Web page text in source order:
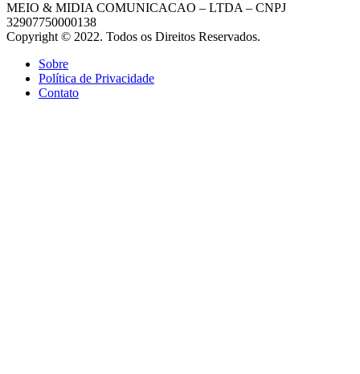
MEIO & MIDIA COMUNICACAO – LTDA – CNPJ
32907750000138
Copyright © 2022. Todos os Direitos Reservados.
Sobre
Política de Privacidade
Contato